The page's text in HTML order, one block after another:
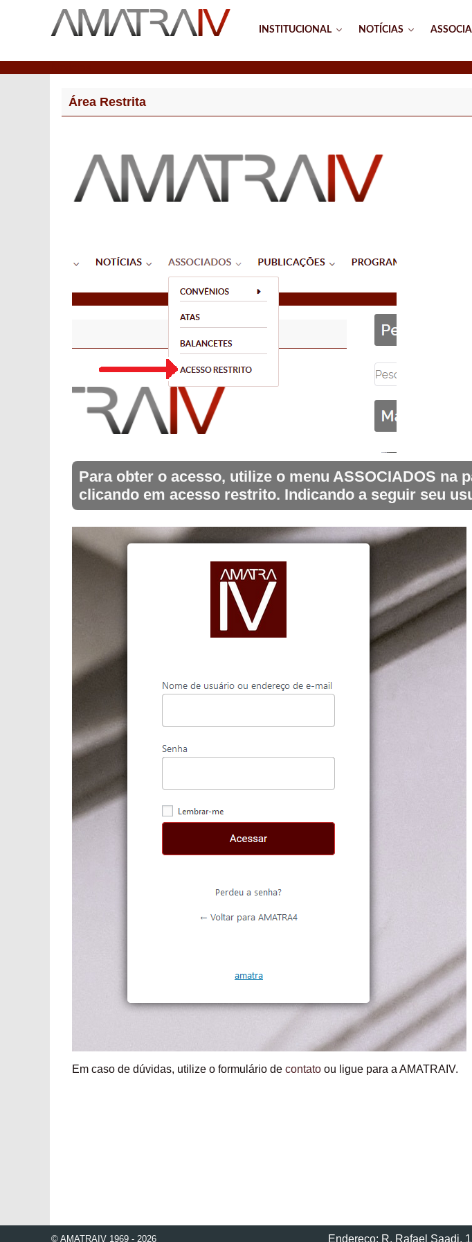
INSTITUCIONAL NOTÍCIAS
Área Restrita
Para obter o acesso, utilize o menu ASSOCIADOS na
clicando em acesso restrito. Indicando a seguir seu
Em caso de dúvidas, utilize o formulário decontato ou ligue para a AMATRAIV.
© AMATRAIV 1969 - 2026 Endereço: R. Rafael Saadi,